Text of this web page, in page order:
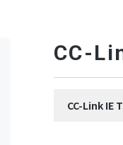
CC-
CC-Link IE